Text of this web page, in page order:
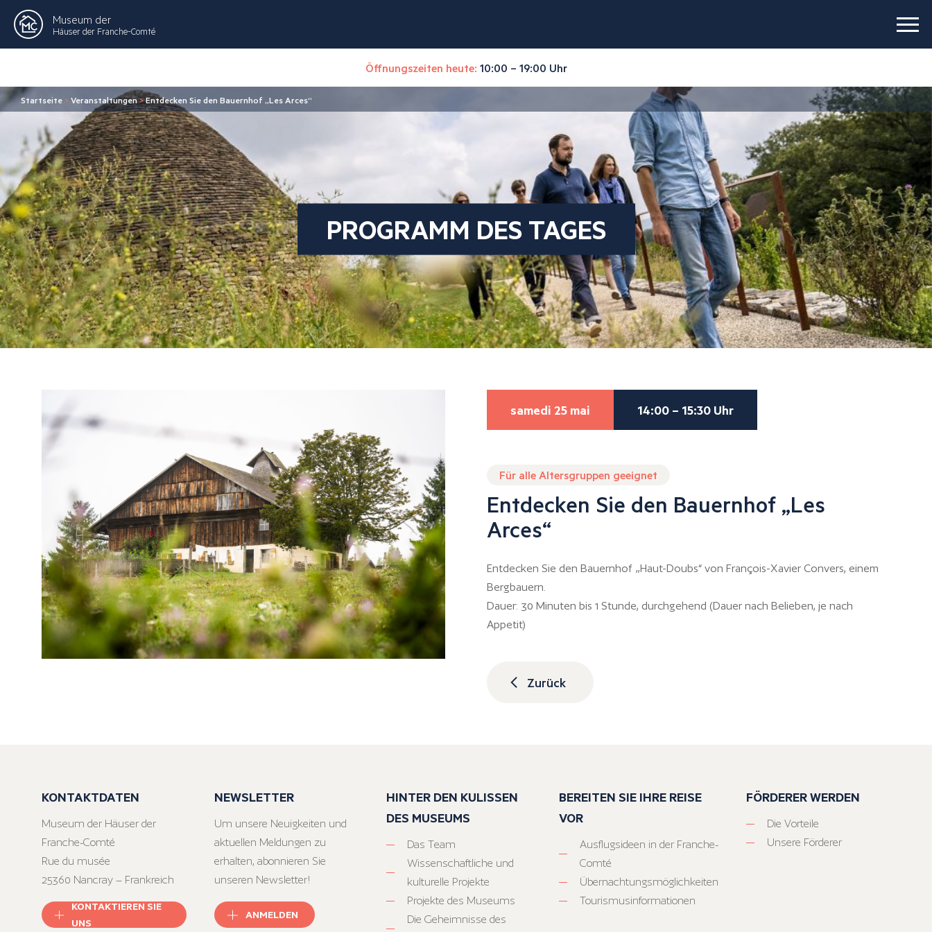
Museum der
Häuser der Franche-Comté
Öffnungszeiten heute: 10:00 – 19:00 Uhr
Startseite >Veranstaltungen>Entdecken Sie den Bauernhof „Les Arces“
PROGRAMM DES TAGES
samedi 25 mai 14:00 – 15:30 Uhr
Für alle Altersgruppen geeignet
Entdecken Sie den Bauernhof „Les
Arces“
Entdecken Sie den Bauernhof „Haut-Doubs“ von François-Xavier Convers, einem
Bergbauern.
Dauer: 30 Minuten bis 1 Stunde, durchgehend (Dauer nach Belieben, je nach
Appetit)
Zurück
KONTAKTDATEN
Museum der Häuser der
Franche-Comté
Rue du musée
25360 Nancray – Frankreich
KONTAKTIEREN SIE
UNS
NEWSLETTER
Um unsere Neuigkeiten und
aktuellen Meldungen zu
erhalten, abonnieren Sie
unseren Newsletter!
ANMELDEN
HINTER DEN KULISSEN
DES MUSEUMS
Das Team
Wissenschaftliche und
kulturelle Projekte
Projekte des Museums
Die Geheimnisse des
BEREITEN SIE IHRE REISE
VOR
Ausflugsideen in der Franche-
Comté
Übernachtungsmöglichkeiten
Tourismusinformationen
FÖRDERER WERDEN
Die Vorteile
Unsere Förderer